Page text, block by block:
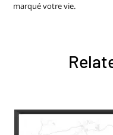
marqué votre vie.